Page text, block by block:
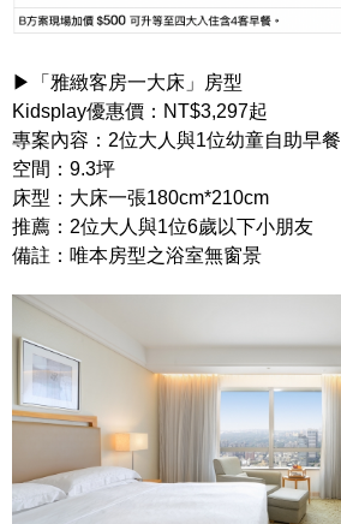
▶「雅緻客房一大床」房型
Kidsplay優惠價：NT$3,297起
專案內容：2位大人與1位幼童自助早餐
空間：9.3坪
床型：大床一張180cm*210cm
推薦：2位大人與1位6歲以下小朋友
備註：唯本房型之浴室無窗景